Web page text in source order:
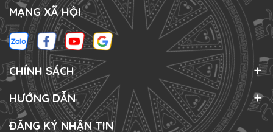
MẠNG XÃ HỘI
CHÍNH SÁCH
HƯỚNG DẪN
ĐĂNG KÝ NHẬN TIN